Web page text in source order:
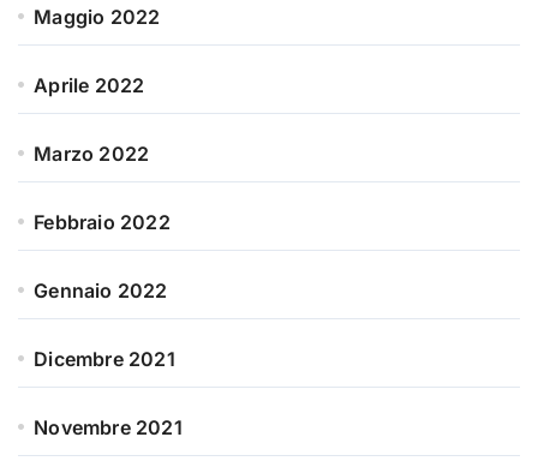
Maggio 2022
Aprile 2022
Marzo 2022
Febbraio 2022
Gennaio 2022
Dicembre 2021
Novembre 2021